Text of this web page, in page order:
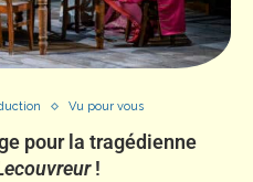
Vu pour vous
pour la tragédienne
!